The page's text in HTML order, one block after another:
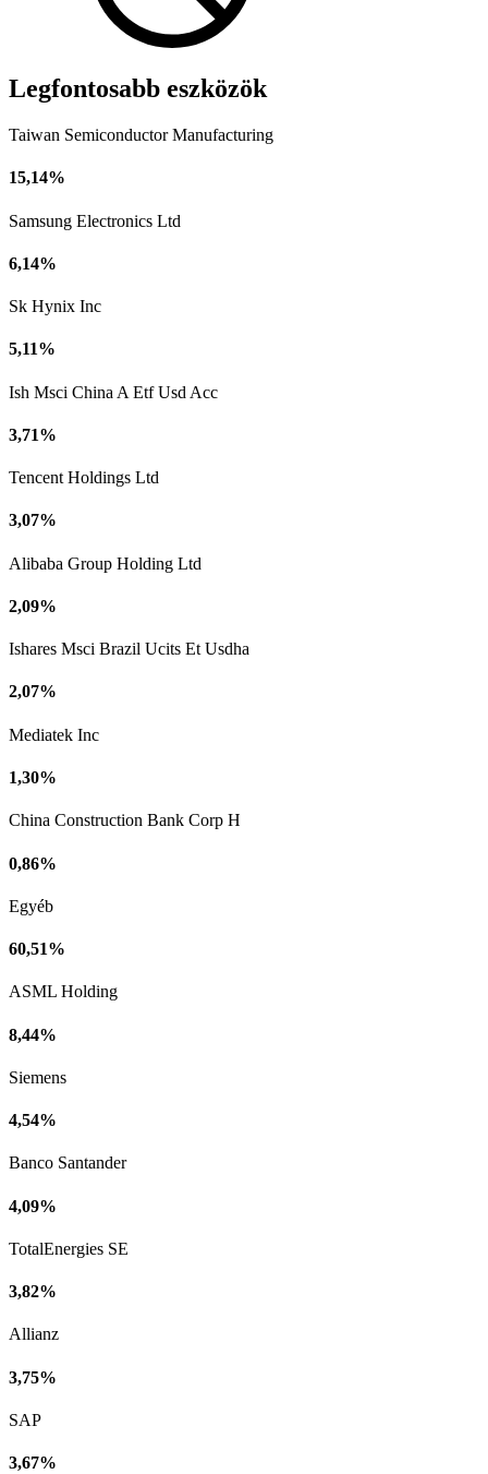
Legfontosabb eszközök
Taiwan Semiconductor Manufacturing
15,14%
Samsung Electronics Ltd
6,14%
Sk Hynix Inc
5,11%
Ish Msci China A Etf Usd Acc
3,71%
Tencent Holdings Ltd
3,07%
Alibaba Group Holding Ltd
2,09%
Ishares Msci Brazil Ucits Et Usdha
2,07%
Mediatek Inc
1,30%
China Construction Bank Corp H
0,86%
Egyéb
60,51%
ASML Holding
8,44%
Siemens
4,54%
Banco Santander
4,09%
TotalEnergies SE
3,82%
Allianz
3,75%
SAP
3,67%